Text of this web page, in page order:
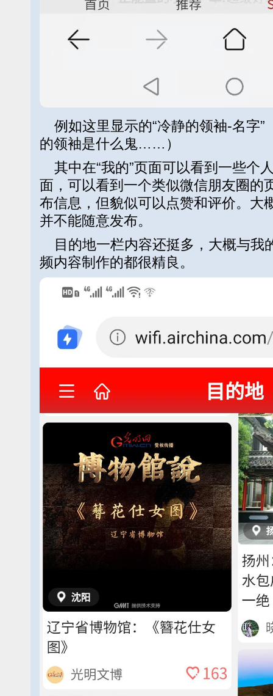
例如这里显示的“冷静的领袖-名字”
的领袖是什么鬼……）
其中在“我的”页面可以看到一些个
面，可以看到一个类似微信朋友圈的
布信息，但貌似可以点赞和评价。大
并不能随意发布。
目的地一栏内容还挺多，大概与我
频内容制作的都很精良。